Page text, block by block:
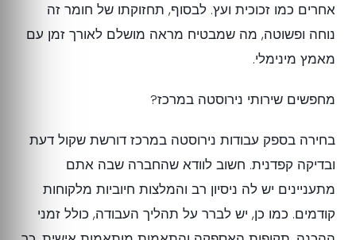
אחרים כמו זכוכית ועץ. לבסוף, תחזוקתו של חומר זה
נוחה ופשוטה, מה שמבטיח מראה מושלם לאורך זמן עם
מאמץ מינימלי.
מחפשים שירותי נירוסטה במרכז?
בחירה בספק עבודות נירוסטה במרכז דורשת שקול דעת
ובדיקה קפדנית. חשוב לוודא שהחברה שבה אתם
מתעניינים יש לה ניסיון רב והמלצות חיוביות מלקוחות
קודמים. כמו כן, יש לברר על תהליך העבודה, כולל זמני